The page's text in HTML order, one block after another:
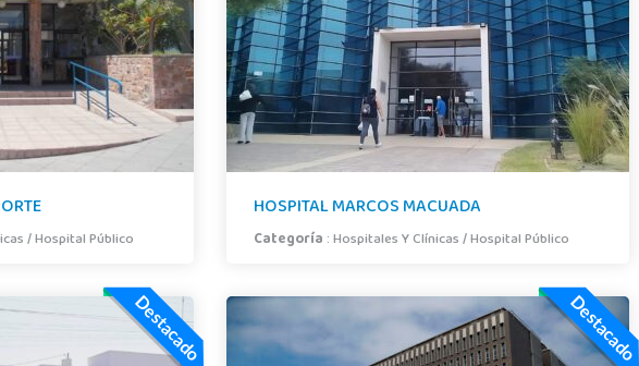
/Hospital Público
HOSPITAL MARCOS MACUADA
Categoría :Hospitales Y Clínicas/Hospital Público
Destacado Destacado